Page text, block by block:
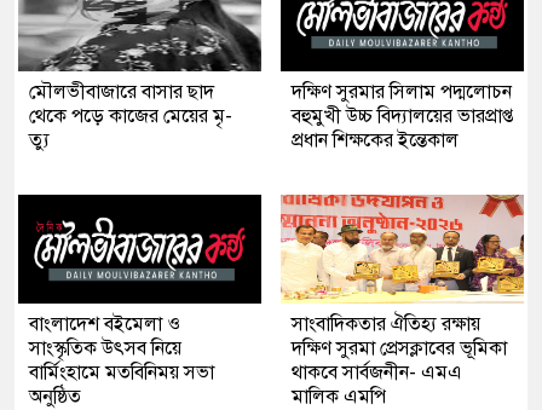
মৌলভীবাজারে বাসার ছাদ
থেকে পড়ে কাজের মেয়ের মৃ-
ত্যু
দক্ষিণ সুরমার সিলাম পদ্মলোচন
বহুমুখী উচ্চ বিদ্যালয়ের ভারপ্রাপ্ত
প্রধান শিক্ষকের ইন্তেকাল
বাংলাদেশ বইমেলা ও
সাংস্কৃতিক উৎসব নিয়ে
বার্মিংহামে মতবিনিময় সভা
অনুষ্ঠিত
সাংবাদিকতার ঐতিহ্য রক্ষায়
দক্ষিণ সুরমা প্রেসক্লাবের ভূমিকা
থাকবে সার্বজনীন- এমএ
মালিক এমপি